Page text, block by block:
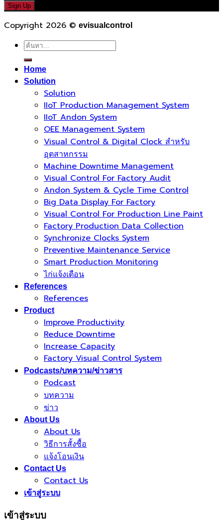
Copyright 2026 © evisualcontrol
ค้นหา:
Home
Solution
Solution
IIoT Production Management System
IIoT Andon System
OEE Management System
Visual Control & Digital Clock สำหรับ
อุตสาหกรรม
Machine Downtime Management
Visual Control For Factory Audit
Andon System & Cycle Time Control
Big Data Display For Factory
Visual Control For Production Line Paint
Factory Production Data Collection
Synchronize Clocks System
Preventive Maintenance Service
Smart Production Monitoring
ไก่แจ้งเตือน
References
References
Product
Improve Productivity
Reduce Downtime
Increase Capacity
Factory Visual Control System
Podcasts/บทความ/ข่าวสาร
Podcast
บทความ
ข่าว
About Us
About Us
วิธีการสั้งซื้อ
แจ้งโอนเงิน
Contact Us
Contact Us
เข้าสู่ระบบ
เข้าสู่ระบบ